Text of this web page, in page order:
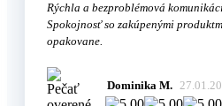
Rýchla a bezproblémová
Spokojnosť so zakúpenými
opakovane.
Dominika M.